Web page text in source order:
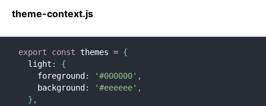
theme-context.js
export const themes = {
  light
:
{
    foreground
: '#000000' ,
    background
: '#eeeeee' ,
} ,